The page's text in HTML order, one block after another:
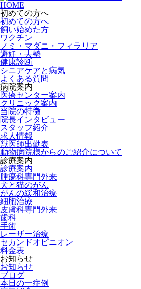
HOME
初めての方へ
初めての方へ
飼い始めた方
ワクチン
ノミ・マダニ・フィラリア
避妊・去勢
健康診断
シニアケアと病気
よくある質問
病院案内
医療センター案内
クリニック案内
当院の特徴
院長インタビュー
スタッフ紹介
求人情報
獣医師出勤表
動物病院様からのご紹介について
診療案内
診療案内
腫瘍科専門外来
犬と猫のがん
がんの緩和治療
細胞治療
皮膚科専門外来
歯科
手術
レーザー治療
セカンドオピニオン
料金表
お知らせ
お知らせ
ブログ
本日の一症例